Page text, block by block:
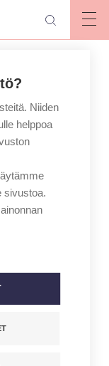
palata
Niiden
helppoa
sivustoa.